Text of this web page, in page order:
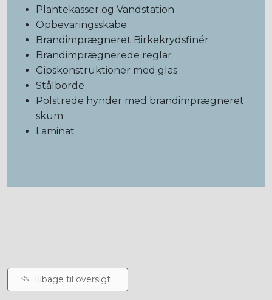
Plantekasser og Vandstation
Opbevaringsskabe
Brandimprægneret Birkekrydsfinér
Brandimprægnerede reglar
Gipskonstruktioner med glas
Stålborde
Polstrede hynder med brandimprægneret
skum
Laminat
Tilbage til oversigt